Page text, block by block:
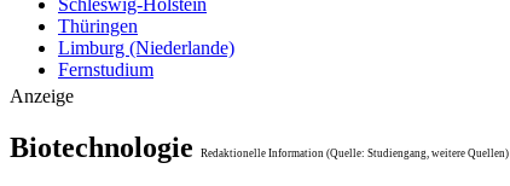
Schleswig-Holstein
Thüringen
Limburg (Niederlande)
Fernstudium
Anzeige
Biotechnologie Redaktionelle Information (Quelle: Studiengang, weitere Quellen)